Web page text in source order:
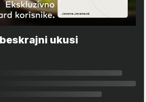
ukusi